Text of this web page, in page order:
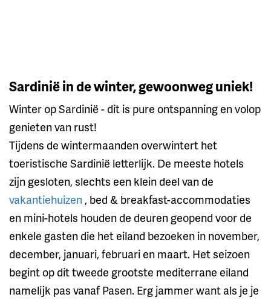
Sardinië in de winter, gewoonweg uniek!
Winter op Sardinië - dit is pure ontspanning en volop
genieten van rust!
Tijdens de wintermaanden overwintert het
toeristische Sardinië letterlijk. De meeste hotels
zijn gesloten, slechts een klein deel van de
vakantiehuizen, bed & breakfast-accommodaties
en mini-hotels houden de deuren geopend voor de
enkele gasten die het eiland bezoeken in november,
december, januari, februari en maart. Het seizoen
begint op dit tweede grootste mediterrane eiland
namelijk pas vanaf Pasen. Erg jammer want als je je